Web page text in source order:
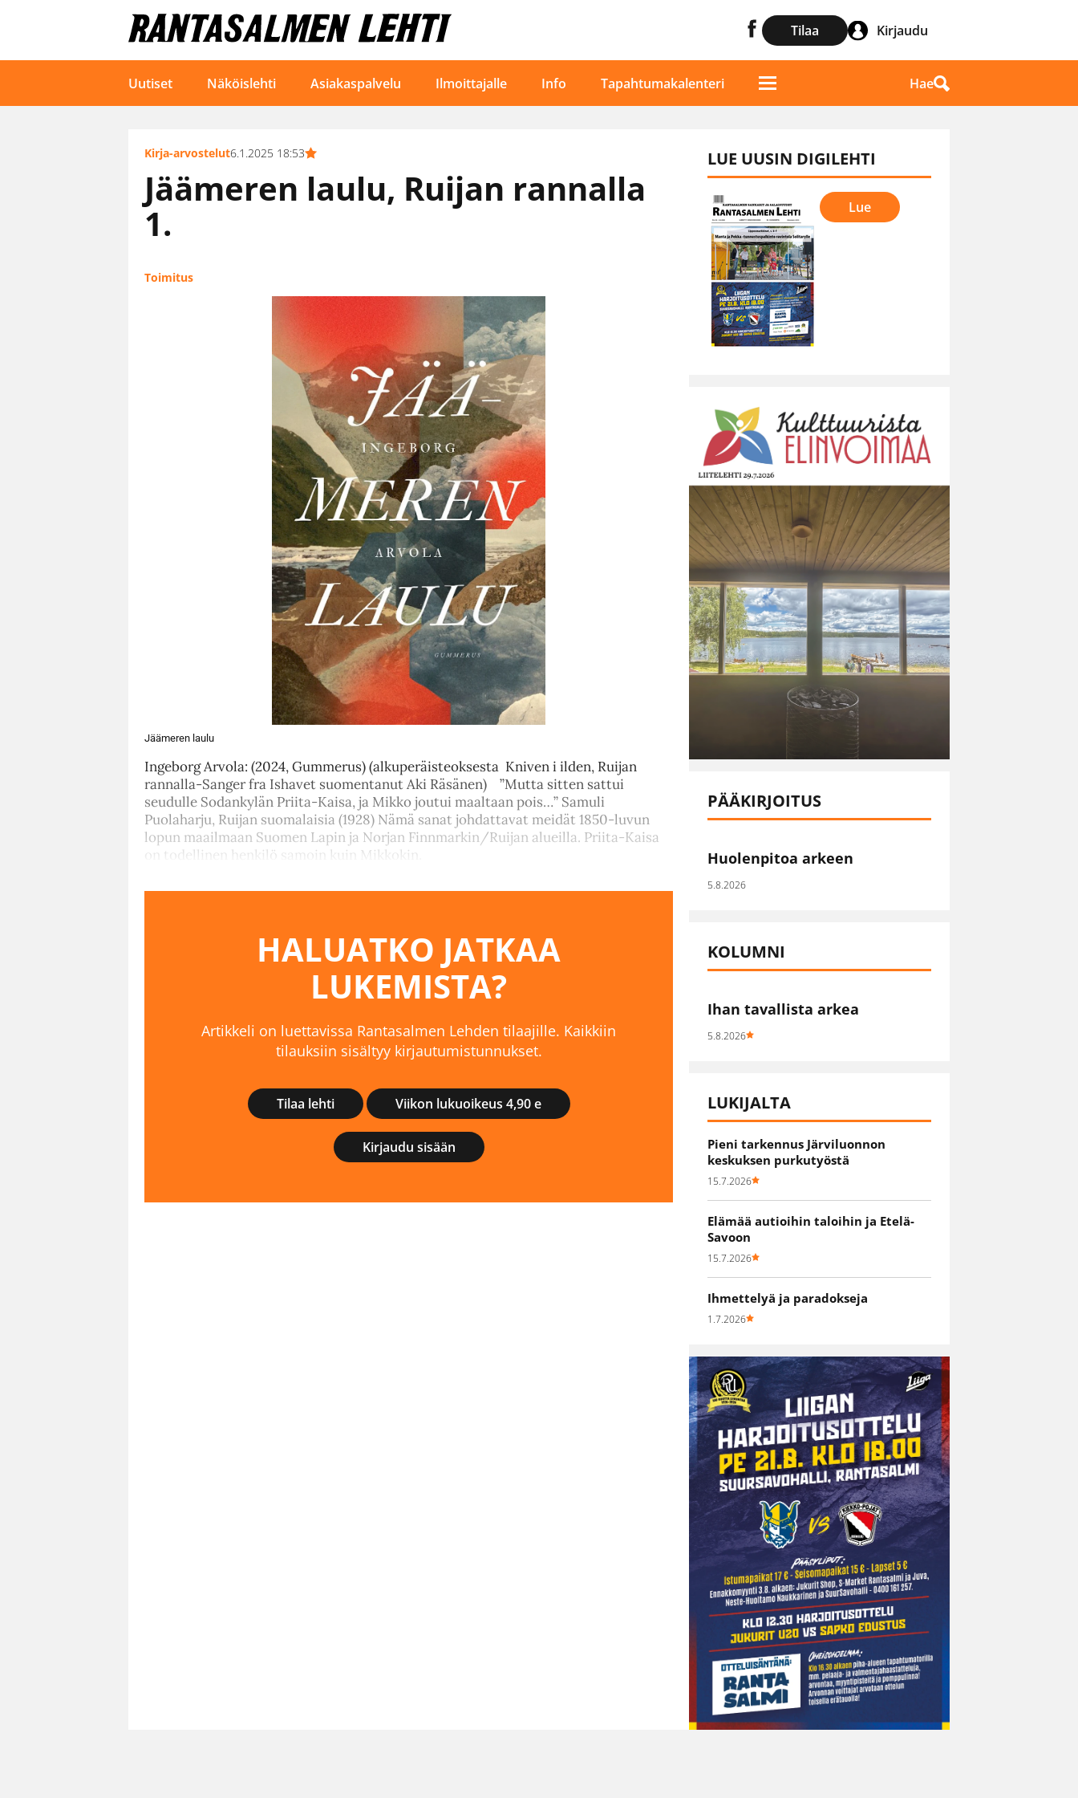
Tilaa Kirjaudu
Uutiset Näköislehti Asiakaspalvelu Ilmoittajalle Info Tapahtumakalenteri Hae
Kirja-arvostelut6.1.2025 18:53
Jäämeren laulu, Ruijan rannalla
1.
Toimitus
Jäämeren laulu
Ingeborg Arvola: (2024, Gummerus) (alkuperäisteoksesta Kniven i ilden, Ruijan
rannalla-Sanger fra Ishavet suomentanut Aki Räsänen) ”Mutta sitten sattui
seudulle Sodankylän Priita-Kaisa, ja Mikko joutui maaltaan pois…” Samuli
Puolaharju, Ruijan suomalaisia (1928) Nämä sanat johdattavat meidät 1850-luvun
lopun maailmaan Suomen Lapin ja Norjan Finnmarkin/Ruijan alueilla. Priita-Kaisa
on todellinen henkilö samoin kuin Mikkokin.
HALUATKO JATKAA
LUKEMISTA?
Artikkeli on luettavissa Rantasalmen Lehden tilaajille. Kaikkiin
tilauksiin sisältyy kirjautumistunnukset.
Tilaa lehti Viikon lukuoikeus 4,90 e
Kirjaudu sisään
LUE UUSIN DIGILEHTI
Lue
PÄÄKIRJOITUS
Huolenpitoa arkeen
5.8.2026
KOLUMNI
Ihan tavallista arkea
5.8.2026
LUKIJALTA
Pieni tarkennus Järviluonnon
keskuksen purkutyöstä
15.7.2026
Elämää autioihin taloihin ja Etelä-
Savoon
15.7.2026
Ihmettelyä ja paradokseja
1.7.2026